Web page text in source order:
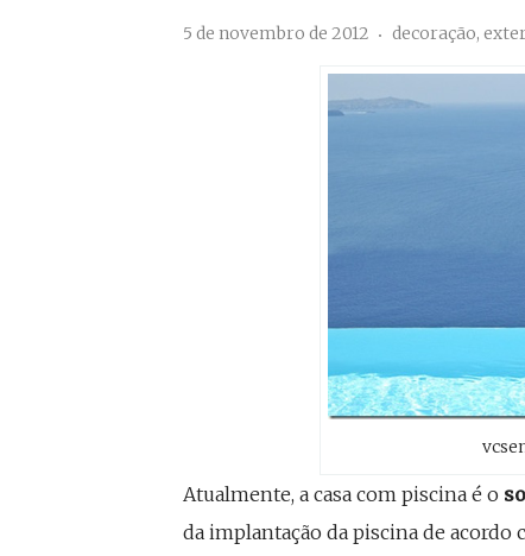
5 de novembro de 2012 decoração,
Atualmente, a casa com piscina é o
da implantação da piscina de acordo